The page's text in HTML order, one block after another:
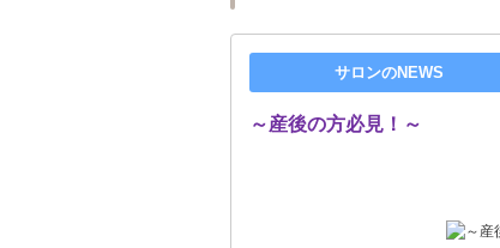
サロンのNEWS
～産後の方必見！～